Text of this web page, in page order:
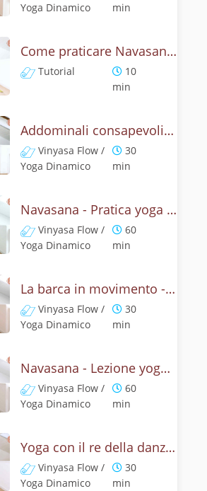
Yoga Dinamico
min
Come praticare Navasana, la posizione della barca? Tutorial
Tutorial
10
min
Addominali consapevoli con la posizione della barca
Vinyasa Flow /
Yoga Dinamico
30
min
Navasana - Pratica yoga con la tecnica della posizione della barca
Vinyasa Flow /
Yoga Dinamico
60
min
La barca in movimento - Addominali con Navasana
Vinyasa Flow /
Yoga Dinamico
30
min
Navasana - Lezione yoga con la mitologia della posizione della barca
Vinyasa Flow /
Yoga Dinamico
60
min
Yoga con il re della danza - Natarajasana con un braccio
Vinyasa Flow /
Yoga Dinamico
30
min